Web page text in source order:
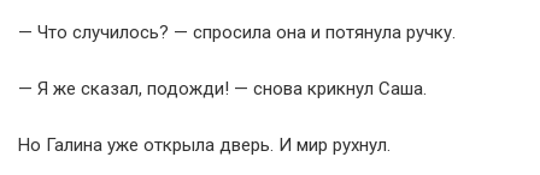
— Что случилось? — спросила она и потянула ручку.
— Я же сказал, подожди! — снова крикнул Саша.
Но Галина уже открыла дверь. И мир рухнул.